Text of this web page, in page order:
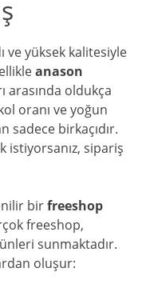
ve yüksek kalitesiyle
anason
arasında oldukça
oranı ve yoğun
sadece birkaçıdır.
istiyorsanız, sipariş
birfreeshop
freeshop,
sunmaktadır.
oluşur: